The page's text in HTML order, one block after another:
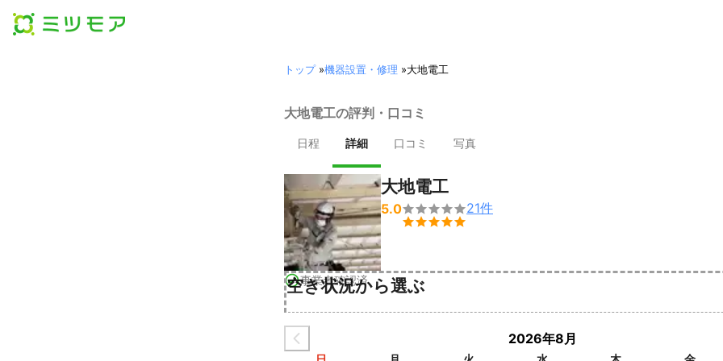
トップ»機器設置・修理 »大地電工
大地電工の評判・口コミ
日程 詳細 口コミ 写真
事業者確認済
大地電工
5.0

21件
空き状況から選ぶ
2026年8月